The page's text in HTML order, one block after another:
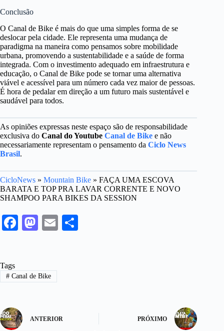
Conclusão
O Canal de Bike é mais do que uma simples forma de se
deslocar pela cidade. Ele representa uma mudança de
paradigma na maneira como pensamos sobre mobilidade
urbana, promovendo a sustentabilidade e a saúde de forma
integrada. Com o investimento adequado em infraestrutura e
educação, o Canal de Bike pode se tornar uma alternativa
viável e acessível para um número cada vez maior de pessoas.
É hora de pedalar em direção a um futuro mais sustentável e
saudável para todos.
As opiniões expressas neste espaço são de responsabilidade
exclusiva do Canal do Youtube Canal de Bike e não
necessariamente representam o pensamento da Ciclo News
Brasil.
CicloNews » Mountain Bike » FAÇA UMA ESCOVA
BARATA E TOP PRA LAVAR CORRENTE E NOVO
SHAMPOO PARA BIKES DA SESSION
Fa
ok
M
do
n
E
Tags
#Canal de Bike
ANTERIOR PRÓXIMO